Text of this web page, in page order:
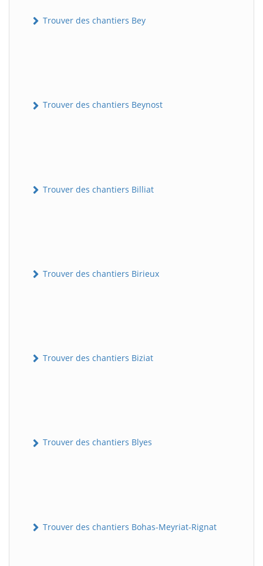
Trouver des chantiers Bey
Trouver des chantiers Beynost
Trouver des chantiers Billiat
Trouver des chantiers Birieux
Trouver des chantiers Biziat
Trouver des chantiers Blyes
Trouver des chantiers Bohas-Meyriat-Rignat